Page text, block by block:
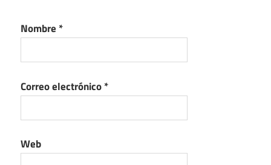
Nombre *
Correo electrónico*
Web